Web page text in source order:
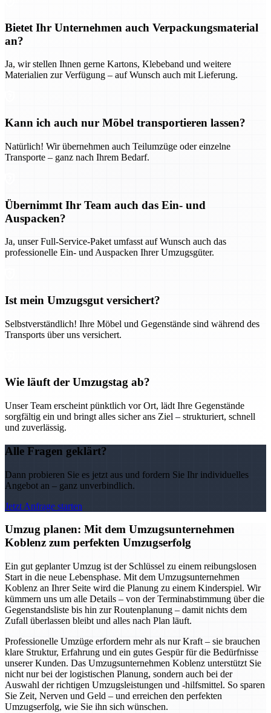
Bietet Ihr Unternehmen auch Verpackungsmaterial
an?
Ja, wir stellen Ihnen gerne Kartons, Klebeband und weitere
Materialien zur Verfügung – auf Wunsch auch mit Lieferung.
Kann ich auch nur Möbel transportieren lassen?
Natürlich! Wir übernehmen auch Teilumzüge oder einzelne
Transporte – ganz nach Ihrem Bedarf.
Übernimmt Ihr Team auch das Ein- und
Auspacken?
Ja, unser Full-Service-Paket umfasst auf Wunsch auch das
professionelle Ein- und Auspacken Ihrer Umzugsgüter.
Ist mein Umzugsgut versichert?
Selbstverständlich! Ihre Möbel und Gegenstände sind während des
Transports über uns versichert.
Wie läuft der Umzugstag ab?
Unser Team erscheint pünktlich vor Ort, lädt Ihre Gegenstände
sorgfältig ein und bringt alles sicher ans Ziel – strukturiert, schnell
und zuverlässig.
Alle Fragen geklärt?
Dann probieren Sie es jetzt aus und fordern Sie Ihr individuelles
Angebot an – ganz unverbindlich.
Jetzt Anfrage starten
Umzug planen: Mit dem Umzugsunternehmen
Koblenz zum perfekten Umzugserfolg
Ein gut geplanter Umzug ist der Schlüssel zu einem reibungslosen
Start in die neue Lebensphase. Mit dem Umzugsunternehmen
Koblenz an Ihrer Seite wird die Planung zu einem Kinderspiel. Wir
kümmern uns um alle Details – von der Terminabstimmung über die
Gegenstandsliste bis hin zur Routenplanung – damit nichts dem
Zufall überlassen bleibt und alles nach Plan läuft.
Professionelle Umzüge erfordern mehr als nur Kraft – sie brauchen
klare Struktur, Erfahrung und ein gutes Gespür für die Bedürfnisse
unserer Kunden. Das Umzugsunternehmen Koblenz unterstützt Sie
nicht nur bei der logistischen Planung, sondern auch bei der
Auswahl der richtigen Umzugsleistungen und -hilfsmittel. So sparen
Sie Zeit, Nerven und Geld – und erreichen den perfekten
Umzugserfolg, wie Sie ihn sich wünschen.